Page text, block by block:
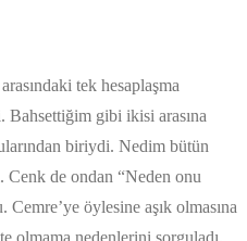
tek hesaplaşma
Bahsettiğim gibi ikisi arasına
biriydi. Nedim bütün
Cenk de ondan “Neden onu
Cemre’ye öylesine aşık olmasına
olmama nedenlerini sorguladı.